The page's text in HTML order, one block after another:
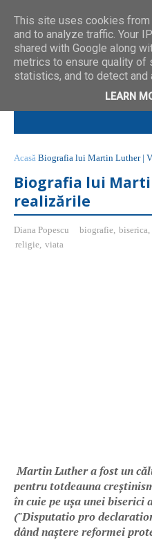
Acasă Biografia lui Martin Luther |
Biografia lui
realizările
Diana Popescu biografie, biserica,
religie, viata
Martin Luther a fost un
pentru totdeauna
în cuie pe ușa unei biserici
("Disputatio pro
dând naștere reformei
This site uses cookies
and to analyze traffic. Your
shared with Google along
metrics to ensure quality of
statistics, and to detect and
LEARN